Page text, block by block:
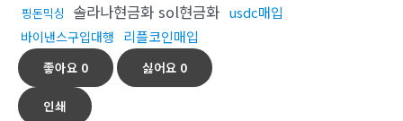
핑돈믹싱 솔라나현금화 sol현금화 usdc매입
바이낸스구입대행 리플코인매입
좋아요 0 싫어요 0
인쇄